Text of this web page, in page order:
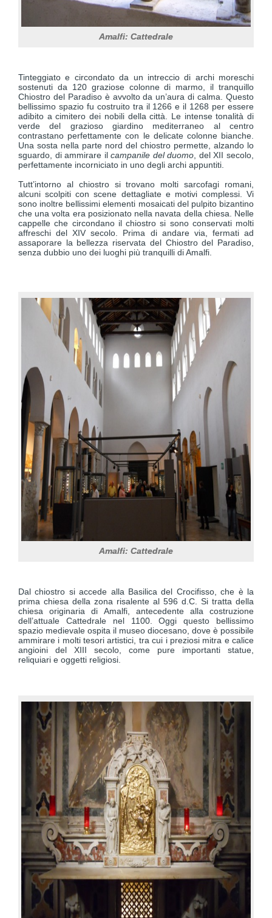
Amalfi: Cattedrale
Tinteggiato e circondato da un intreccio di archi moreschi
sostenuti da 120 graziose colonne di marmo, il tranquillo
Chiostro del Paradiso è avvolto da un’aura di calma. Questo
bellissimo spazio fu costruito tra il 1266 e il 1268 per essere
adibito a cimitero dei nobili della città. Le intense tonalità di
verde del grazioso giardino mediterraneo al centro
contrastano perfettamente con le delicate colonne bianche.
Una sosta nella parte nord del chiostro permette, alzando lo
sguardo, di ammirare ilcampanile del duomo , del XII secolo,
perfettamente incorniciato in uno degli archi appuntiti.
Tutt’intorno al chiostro si trovano molti sarcofagi romani,
alcuni scolpiti con scene dettagliate e motivi complessi. Vi
sono inoltre bellissimi elementi mosaicati del pulpito bizantino
che una volta era posizionato nella navata della chiesa. Nelle
cappelle che circondano il chiostro si sono conservati molti
affreschi del XIV secolo. Prima di andare via, fermati ad
assaporare la bellezza riservata del Chiostro del Paradiso,
senza dubbio uno dei luoghi più tranquilli di Amalfi.
Amalfi: Cattedrale
Dal chiostro si accede alla Basilica del Crocifisso, che è la
prima chiesa della zona risalente al 596 d.C. Si tratta della
chiesa originaria di Amalfi, antecedente alla costruzione
dell’attuale Cattedrale nel 1100. Oggi questo bellissimo
spazio medievale ospita il museo diocesano, dove è possibile
ammirare i molti tesori artistici, tra cui i preziosi mitra e calice
angioini del XIII secolo, come pure importanti statue,
reliquiari e oggetti religiosi.